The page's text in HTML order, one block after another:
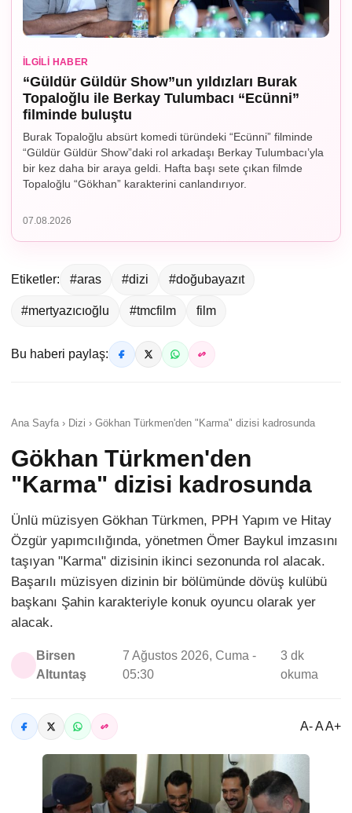
İLGILI HABER
“Güldür Güldür Show”un yıldızları Burak
Topaloğlu ile Berkay Tulumbacı “Ecünni”
filminde buluştu
Burak Topaloğlu absürt komedi türündeki “Ecünni” filminde
“Güldür Güldür Show”daki rol arkadaşı Berkay Tulumbacı’yla
bir kez daha bir araya geldi. Hafta başı sete çıkan filmde
Topaloğlu “Gökhan” karakterini canlandırıyor.
07.08.2026
Etiketler: #aras #dizi #doğubayazıt
#mertyazıcıoğlu #tmcfilm film
Bu haberi paylaş:
Ana Sayfa › Dizi › Gökhan Türkmen'den "Karma" dizisi kadrosunda
Gökhan Türkmen'den
"Karma" dizisi kadrosunda
Ünlü müzisyen Gökhan Türkmen, PPH Yapım ve Hitay
Özgür yapımcılığında, yönetmen Ömer Baykul imzasını
taşıyan "Karma" dizisinin ikinci sezonunda rol alacak.
Başarılı müzisyen dizinin bir bölümünde dövüş kulübü
başkanı Şahin karakteriyle konuk oyuncu olarak yer
alacak.
Birsen
Altuntaş
7 Ağustos 2026, Cuma -
05:30
3 dk
okuma
A- A A+